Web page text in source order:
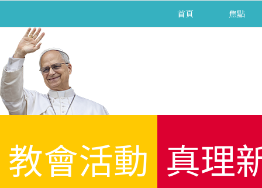
首頁 焦點
教會活動 真理